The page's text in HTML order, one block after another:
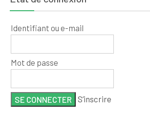
Identifiant ou e-mail
Mot de passe
S’inscrire